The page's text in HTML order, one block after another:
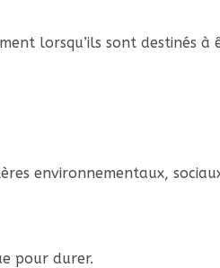
lorsqu’ils sont destinés à
environnementaux,
pour durer.